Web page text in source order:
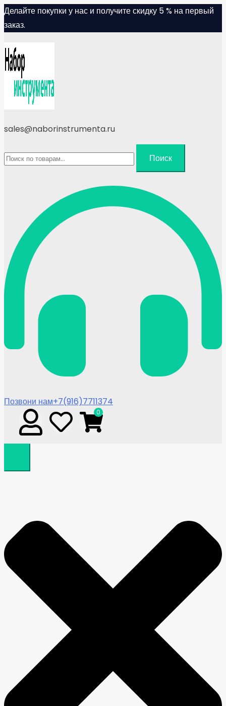
Skip
to
Делайте покупки у нас и получите скидку 5 % на первый
заказ.
sales@naborinstrumenta.ru
Искать:
Поиск
Позвони нам+7(916)7711374
0